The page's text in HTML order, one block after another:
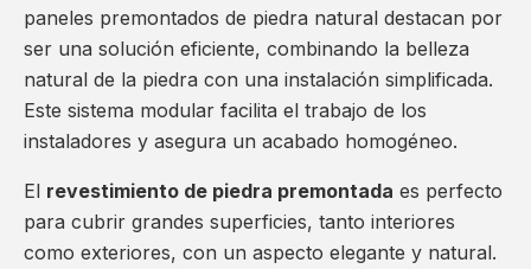
paneles premontados de piedra natural destacan por
ser una solución eficiente, combinando la belleza
natural de la piedra con una instalación simplificada.
Este sistema modular facilita el trabajo de los
instaladores y asegura un acabado homogéneo.
El revestimiento de piedra premontada es perfecto
para cubrir grandes superficies, tanto interiores
como exteriores, con un aspecto elegante y natural.